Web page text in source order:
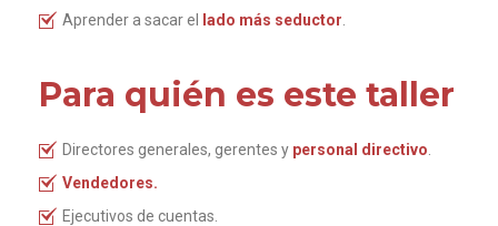
Aprender a sacar el lado más seductor
Para quién es este taller
Directores generales, gerentes y personal directivo
Vendedores.
Ejecutivos de cuentas.